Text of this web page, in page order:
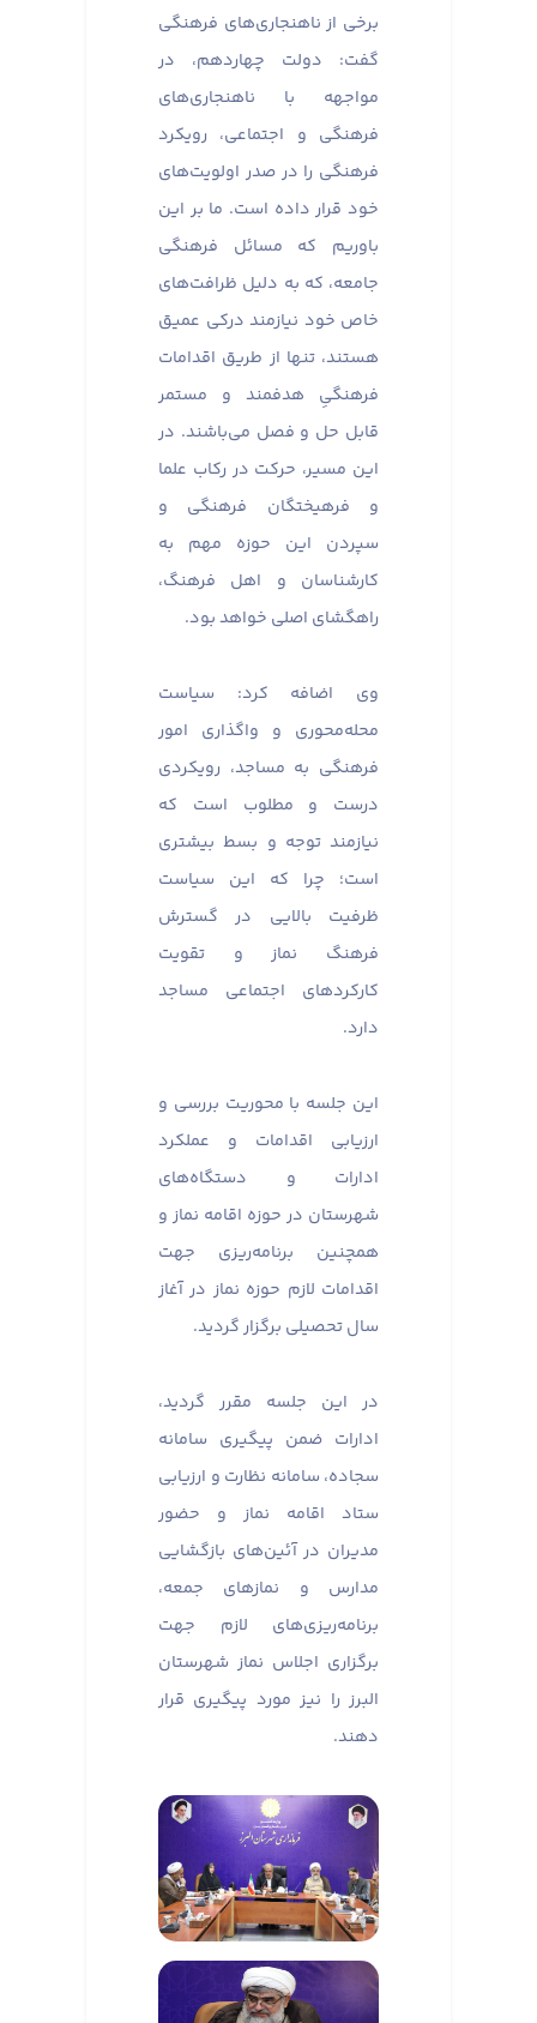
برخی از ناهنجاری‌های فرهنگی
گفت: دولت چهاردهم، در
مواجهه با ناهنجاری‌های
فرهنگی و اجتماعی، رویکرد
فرهنگی را در صدر اولویت‌های
خود قرار داده است. ما بر این
باوریم که مسائل فرهنگی
جامعه، که به دلیل ظرافت‌های
خاص خود نیازمند درکی عمیق
هستند، تنها از طریق اقدامات
فرهنگیِ هدفمند و مستمر
قابل حل و فصل می‌باشند. در
این مسیر، حرکت در رکاب علما
و فرهیختگان فرهنگی و
سپردن این حوزه مهم به
کارشناسان و اهل فرهنگ،
راهگشای اصلی خواهد بود.
وی اضافه کرد: سیاست
محله‌محوری و واگذاری امور
فرهنگی به مساجد، رویکردی
درست و مطلوب است که
نیازمند توجه و بسط بیشتری
است؛ چرا که این سیاست
ظرفیت بالایی در گسترش
فرهنگ نماز و تقویت
کارکردهای اجتماعی مساجد
دارد.
این جلسه با محوریت بررسی و
ارزیابی اقدامات و عملکرد
ادارات و دستگاه‌های
شهرستان در حوزه اقامه نماز و
همچنین برنامه‌ریزی جهت
اقدامات لازم حوزه نماز در آغاز
سال تحصیلی برگزار گردید.
در این جلسه مقرر گردید،
ادارات ضمن پیگیری سامانه
سجاده، سامانه نظارت و ارزیابی
ستاد اقامه نماز و حضور
مدیران در آئین‌های بازگشایی
مدارس و نماز‌های جمعه،
برنامه‌ریزی‌های لازم جهت
برگزاری اجلاس نماز شهرستان
البرز را نیز مورد پیگیری قرار
دهند.